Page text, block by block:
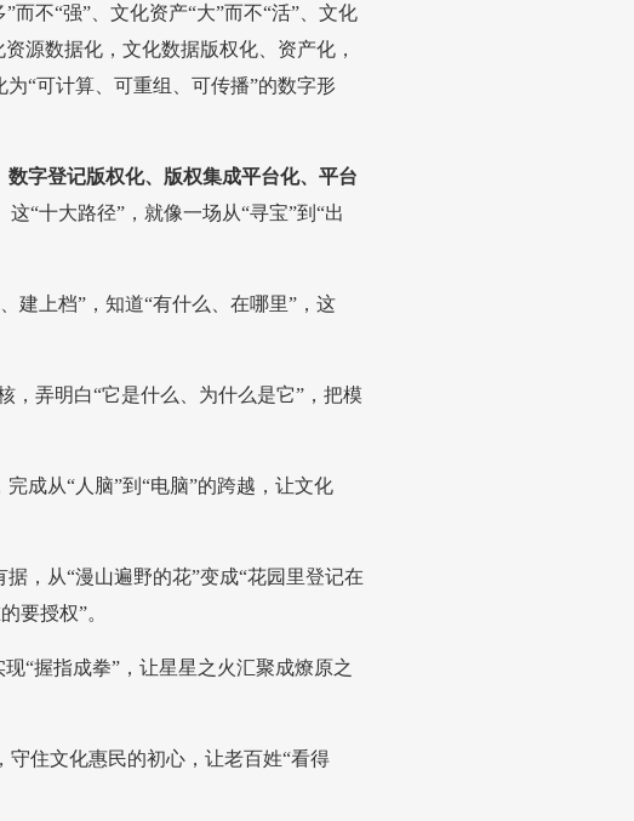
不“强”、文化资产“大”而不“活”、文化
源数据化，文化数据版权化、资产化，
“可计算、可重组、可传播”的数字形
字登记版权化、版权集成平台化、平台
这“十大路径”，就像一场从“寻宝”到“出
建上档”，知道“有什么、在哪里”，这
弄明白“它是什么、为什么是它”，把模
成从“人脑”到“电脑”的跨越，让文化
，从“漫山遍野的花”变成“花园里登记在
要授权”。
“握指成拳”，让星星之火汇聚成燎原之
住文化惠民的初心，让老百姓“看得